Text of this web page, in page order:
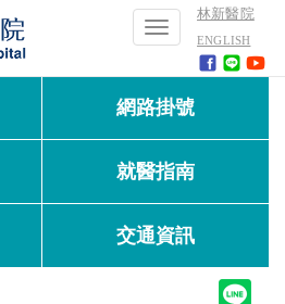
林新醫院
ENGLISH
Toggle
navigation
網路掛號
就醫指南
交通資訊